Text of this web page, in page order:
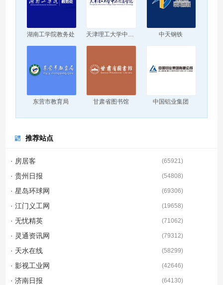
湖南工学院教务处 天津理工大学中环信息学院 中天钢铁
东营市教育局 甘肃省图书馆 中国铝业集团
推荐站点
· 房居客 (65921)
· 贵州日报 (54808)
· 星岛环球网 (69306)
· 江门义工网 (19658)
· 无忧精英 (71062)
· 灵通资讯网 (79312)
· 天水在线 (58299)
· 影视工业网 (42646)
· 济南日报 (64130)